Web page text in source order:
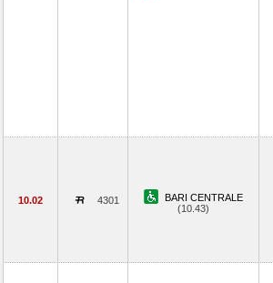
10.02 4301
BARI CENTRALE
(10.43)